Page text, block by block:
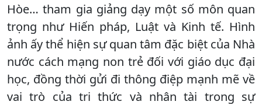
Hòe… tham gia giảng dạy một số môn quan
trọng như Hiến pháp, Luật và Kinh tế. Hình
ảnh ấy thể hiện sự quan tâm đặc biệt của Nhà
nước cách mạng non trẻ đối với giáo dục đại
học, đồng thời gửi đi thông điệp mạnh mẽ về
vai trò của tri thức và nhân tài trong sự